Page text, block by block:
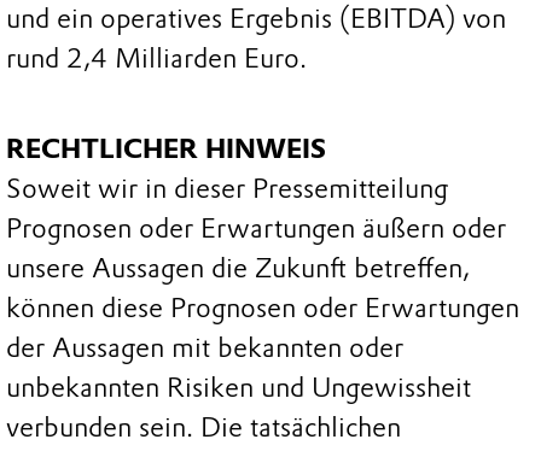
und ein operatives Ergebnis (EBITDA) von
rund 2,4 Milliarden Euro.
RECHTLICHER HINWEIS
Soweit wir in dieser Pressemitteilung
Prognosen oder Erwartungen äußern oder
unsere Aussagen die Zukunft betreffen,
können diese Prognosen oder Erwartungen
der Aussagen mit bekannten oder
unbekannten Risiken und Ungewissheit
verbunden sein. Die tatsächlichen